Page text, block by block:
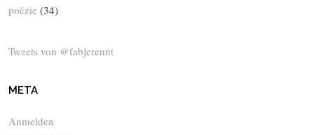
poëzie (34)
Tweets von @fabjerennt
META
Anmelden